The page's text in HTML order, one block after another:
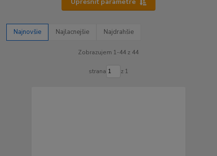
Najnovšie Najlacnejšie Najdrahšie
Zobrazujem 1-44 z 44
strana z 1